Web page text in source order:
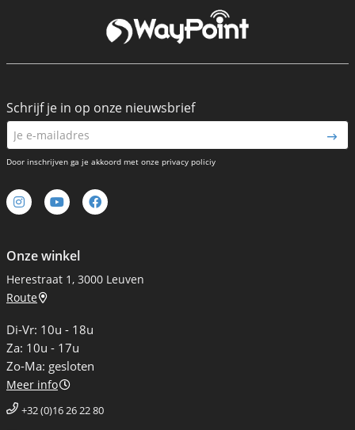
Onze winkel
Herestraat 1, 3000 Leuven
Route
Di-Vr: 10u - 18u
Za: 10u - 17u
Zo-Ma: gesloten
Meer info
+32 (0)16 26 22 80
Schrijf je in op onze nieuwsbrief
Door inschrijven ga je akkoord met onze privacy policiy